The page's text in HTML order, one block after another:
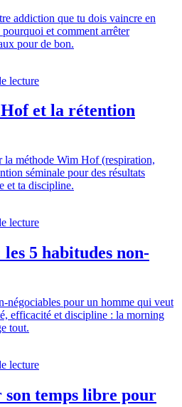
addiction que tu dois vaincre en
et comment arrêter
pour de bon.
lecture
et la rétention
la méthode Wim Hof (respiration,
séminale pour des résultats
et ta discipline.
lecture
5 habitudes non-
négociables pour un homme qui veut
efficacité et discipline : la morning
tout.
lecture
temps libre pour